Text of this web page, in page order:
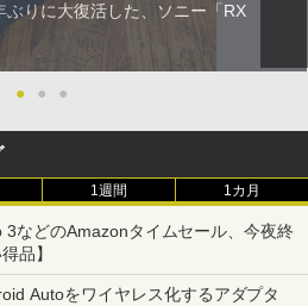
りに大復活した、ソニー「RX
● ● ●
1週間 1カ月
などのAmazonタイムセール、今夜終
品】
Autoをワイヤレス化するアダプタ